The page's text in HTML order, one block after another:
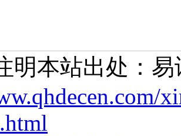
明本站出处：易